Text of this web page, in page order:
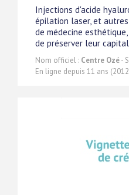
Injections d'acide
épilation laser, et
de médecine
de préserver leur
Nom officiel : Centre Ozé-
En ligne depuis 11 ans